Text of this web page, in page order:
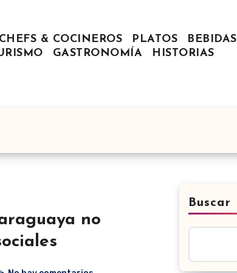
CHEFS & COCINEROS PLATOS
BEBIDAS
GASTRONOMÍA HISTORIAS
no
Buscar